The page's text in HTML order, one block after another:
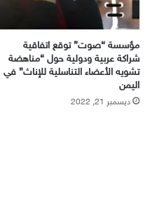
مؤسسة “صوت” توقع اتفاقية
شراكة عربية ودولية حول “مناهضة
تشويه الأعضاء التناسلية للإناث” في
اليمن
ديسمبر 21, 2022